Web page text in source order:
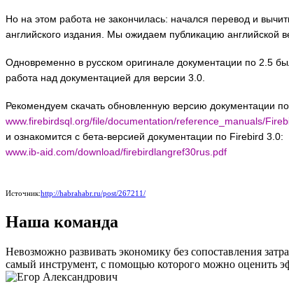
Но на этом работа не закончилась: начался перевод и
английского издания. Мы ожидаем публикацию английской
Одновременно в русском оригинале документации по 2.5
работа над документацией для версии 3.0.
Рекомендуем скачать обновленную версию документации
www.firebirdsql.org/file/documentation/reference_manuals/
и ознакомится с бета-версией документации по Firebird 3.0:
www.ib-aid.com/download/firebirdlangref30rus.pdf
Источник:http://habrahabr.ru/post/267211/
Наша команда
Невозможно развивать экономику без сопоставления
самый инструмент, с помощью которого можно оценить